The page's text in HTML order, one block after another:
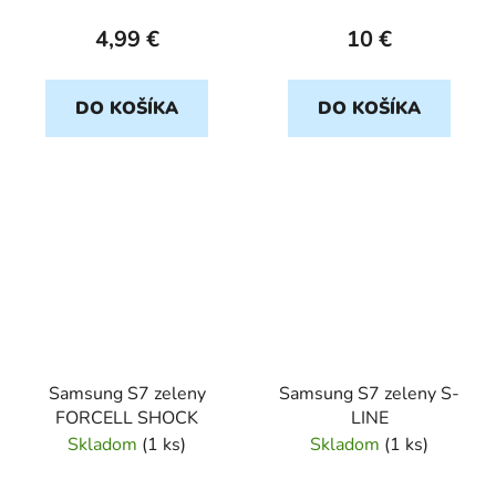
4,99 €
DO KOŠÍKA
10 €
DO KOŠÍKA
Samsung S7 zeleny
FORCELL SHOCK
Skladom (1 ks)
Samsung S7 zeleny S-
LINE
Skladom (1 ks)